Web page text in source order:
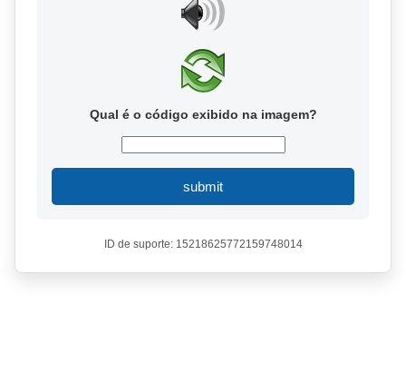
Qual é o código exibido na imagem?
submit
ID de suporte: 15218625772159748014